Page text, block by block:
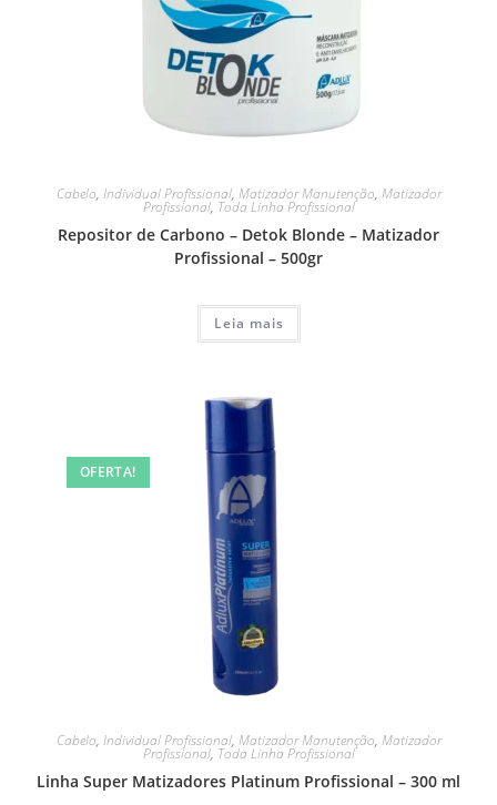
Cabelo, Individual Profissional, Matizador Manutenção, Matizador
Profissional, Toda Linha Profissional
Repositor de Carbono – Detok Blonde – Matizador
Profissional – 500gr
Leia mais
OFERTA!
Cabelo, Individual Profissional, Matizador Manutenção, Matizador
Profissional, Toda Linha Profissional
Linha Super Matizadores Platinum Profissional – 300 ml